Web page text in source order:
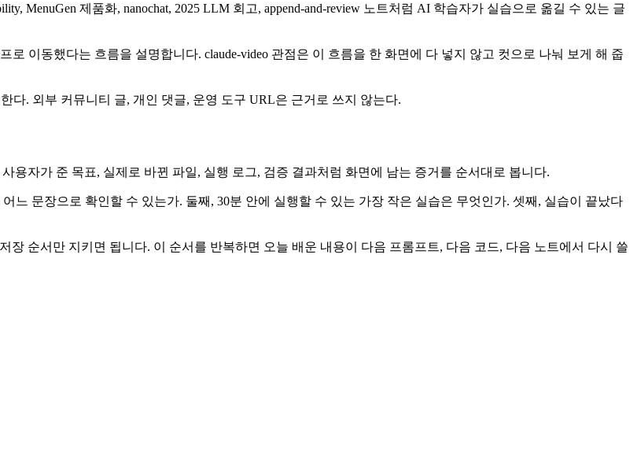
MenuGen 제품화, nanochat, 2025 LLM 회고, append-and-review 노트처럼 AI 학습자가 실습으로 옮길 수 있는 글
이동했다는 흐름을 설명합니다. claude-video 관점은 이 흐름을 한 화면에 다 넣지 않고 컷으로 나눠 보게 해 줍
. 외부 커뮤니티 글, 개인 댓글, 운영 도구 URL은 근거로 쓰지 않는다.
용자가 준 목표, 실제로 바뀐 파일, 실행 로그, 검증 결과처럼 화면에 남는 증거를 순서대로 봅니다.
느 문장으로 확인할 수 있는가. 둘째, 30분 안에 실행할 수 있는 가장 작은 실습은 무엇인가. 셋째, 실습이 끝났다
순서만 지키면 됩니다. 이 순서를 반복하면 오늘 배운 내용이 다음 프롬프트, 다음 코드, 다음 노트에서 다시 쓸